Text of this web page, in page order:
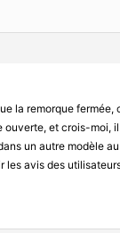
la remorque fermée,
ouverte, et crois-moi,
un autre modèle
les avis des